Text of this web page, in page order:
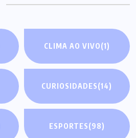
CLIMA AO VIVO(1)
CURIOSIDADES(14)
ESPORTES(98)